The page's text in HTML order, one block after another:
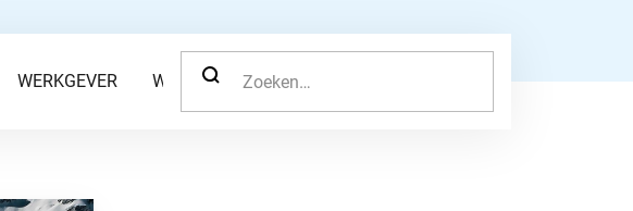
WERKGEVER WERKNEMER
ZOEK NAAR: